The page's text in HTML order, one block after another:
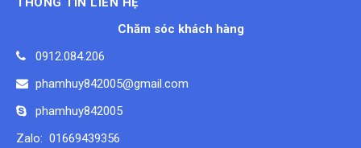
Chăm sóc khách hàng
0912.084.206
phamhuy842005@gmail.com
phamhuy842005
Zalo: 01669439356